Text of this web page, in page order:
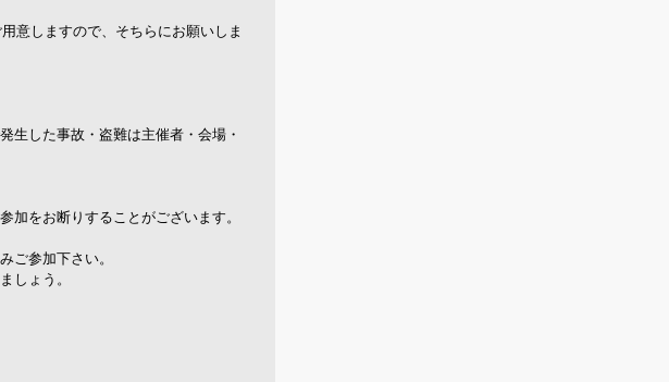
意しますので、そちらにお願いしま
生した事故・盗難は主催者・会場・
をお断りすることがございます。
ご参加下さい。
しょう。